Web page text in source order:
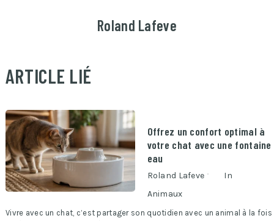
Roland Lafeve
ARTICLE LIÉ
Offrez un confort optimal à
votre chat avec une fontaine
eau
Roland Lafeve
In
Animaux
Vivre avec un chat, c’est partager son quotidien avec un animal à la fois